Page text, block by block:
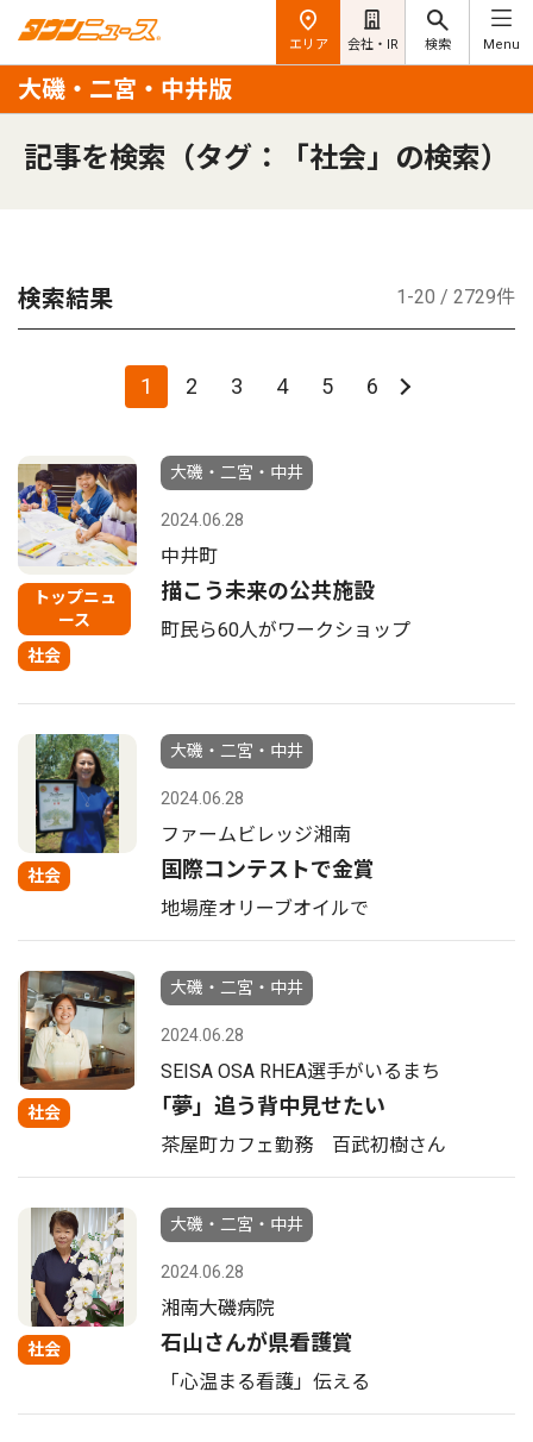
エリア 会社・IR 検索 Menu
大磯・二宮・中井版
記事を検索（タグ：「社会」の検索）
検索結果 1-20 / 2729件
1 2 3 4 5 6
トップニュ
ース
社会
大磯・二宮・中井
2024.06.28
中井町
描こう未来の公共施設
町民ら60人がワークショップ
社会
大磯・二宮・中井
2024.06.28
ファームビレッジ湘南
国際コンテストで金賞
地場産オリーブオイルで
社会
大磯・二宮・中井
2024.06.28
SEISA OSA RHEA選手がいるまち
｢夢」追う背中見せたい
茶屋町カフェ勤務 百武初樹さん
社会
大磯・二宮・中井
2024.06.28
湘南大磯病院
石山さんが県看護賞
「心温まる看護」伝える